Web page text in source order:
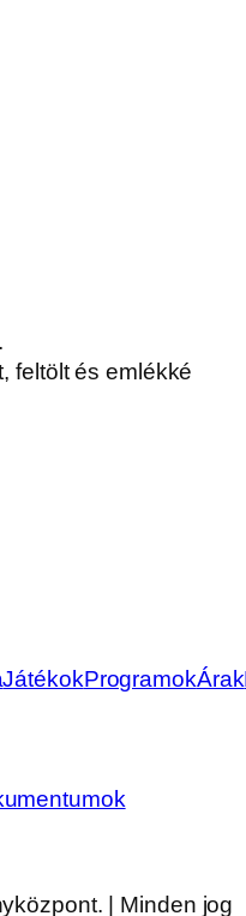
feltölt és emlékké
JátékokProgramokÁrak
| Minden jog